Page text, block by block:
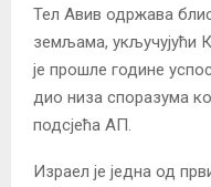
Тел Авив одржава
земљама, укључујући
је прошле године
дио низа споразума
подсјећа АП.
Израел је једна од